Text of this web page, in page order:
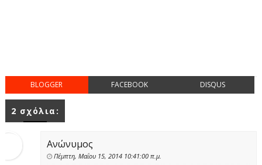
BLOGGER FACEBOOK DISQUS
2 σχόλια:
Ανώνυμος
Πέμπτη, Μαΐου 15, 2014 10:41:00 π.μ.